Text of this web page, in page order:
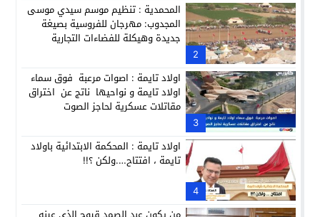
2
المحمدية : تنظيم موسم سيدي موسى
المجدوب: مهرجان للفروسية بصيغة
جديدة وهيكلة للفضاءات التجارية
3
اولاد تايمة : اصوات مرعبة فوق سماء
اولاد تايمة و نواحيها ناتج عن اختراق
مقاتلات عسكرية لحاجز الصوت
4
اولاد تايمة : المحكمة الابتدائية باولاد
تايمة ، افتتاح….ولكن ؟!!